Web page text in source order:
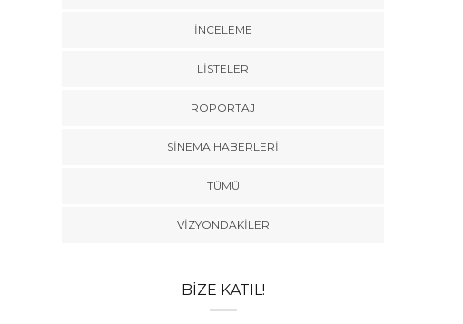
İNCELEME
LISTELER
RÖPORTAJ
SINEMA HABERLERI
TÜMÜ
VIZYONDAKILER
BIZE KATIL!